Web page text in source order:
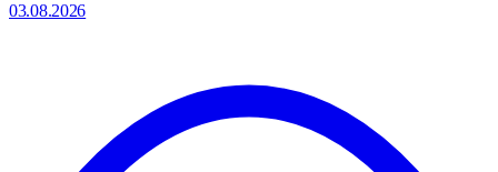
03.08.2026